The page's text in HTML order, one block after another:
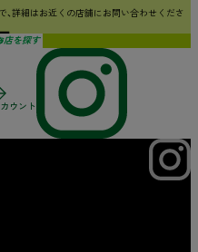
詳細はお近くの店舗にお問い合わせくださ
店を探す
ウント